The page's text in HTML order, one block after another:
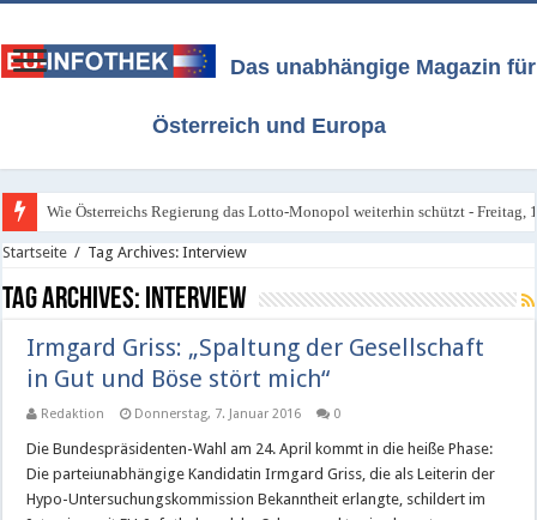
Das unabhängige Magazin für
Österreich und Europa
Wie Österreichs Regierung das Lotto-Monopol weiterhin schützt - Freitag,
Startseite / Tag Archives: Interview
Tag Archives: Interview
Irmgard Griss: „Spaltung der Gesellschaft
in Gut und Böse stört mich“
Redaktion Donnerstag, 7. Januar 2016 0
Die Bundespräsidenten-Wahl am 24. April kommt in die heiße Phase:
Die parteiunabhängige Kandidatin Irmgard Griss, die als Leiterin der
Hypo-Untersuchungskommission Bekanntheit erlangte, schildert im